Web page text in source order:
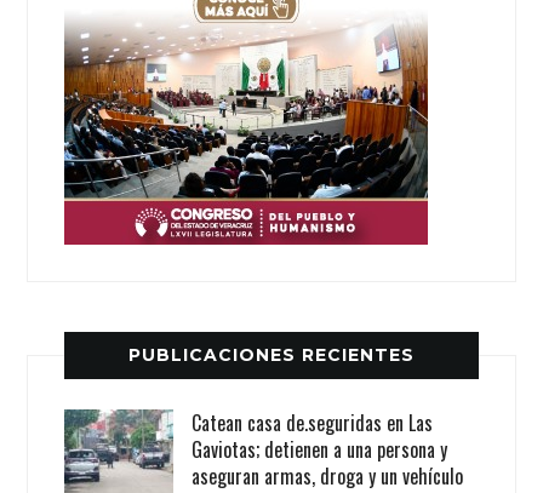
PUBLICACIONES RECIENTES
Catean casa de.seguridas en Las
Gaviotas; detienen a una persona y
aseguran armas, droga y un vehículo